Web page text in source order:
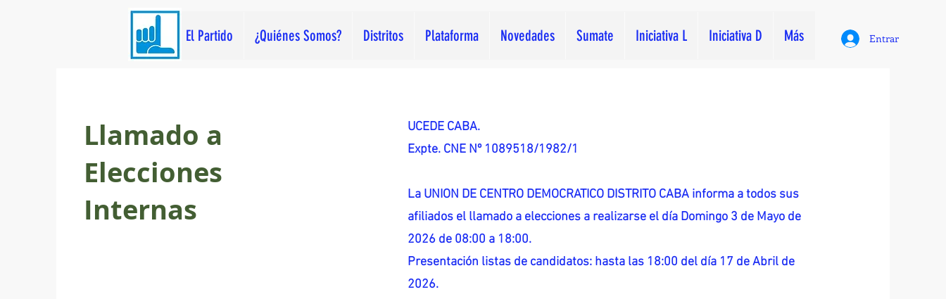
El Partido ¿Quiénes Somos? Distritos Plataforma Novedades Sumate Iniciativa L Iniciativa D Más Entrar
Llamado a
Elecciones
Internas
UCEDE CABA.
Expte. CNE Nº 1089518/1982/1
La UNION DE CENTRO DEMOCRATICO DISTRITO CABA informa a todos sus
afiliados el llamado a elecciones a realizarse el día Domingo 3 de Mayo de
2026 de 08:00 a 18:00.
Presentación listas de candidatos: hasta las 18:00 del día 17 de Abril de
2026.